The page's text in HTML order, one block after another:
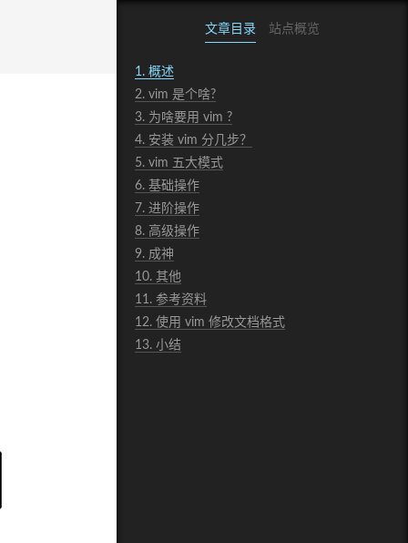
文章目录 站点概览
1. 概述
2. vim 是个啥?
3. 为啥要用 vim ?
4. 安装 vim 分几步？
5. vim 五大模式
6. 基础操作
7. 进阶操作
8. 高级操作
9. 成神
10. 其他
11. 参考资料
12. 使用 vim 修改文档格式
13. 小结